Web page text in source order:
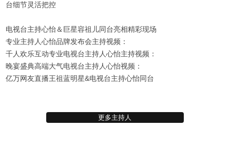
台细节灵活把控
电视台主持心怡＆巨星容祖儿同台亮相精彩现场
专业主持人心怡品牌发布会主持视频：
千人欢乐互动专业电视台主持人心怡主持视频：
晚宴盛典高端大气电视台主持人心怡视频：
亿万网友直播王祖蓝明星&电视台主持心怡同台
更多主持人